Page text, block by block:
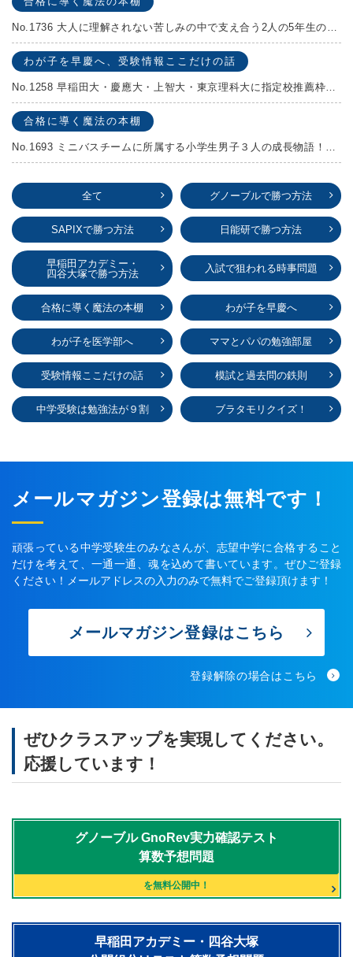
わが子を早慶へ、受験情報ここだけの話
合格に導く魔法の本棚
全て グノーブルで勝つ方法
SAPIXで勝つ方法 日能研で勝つ方法
早稲田アカデミー・
四谷大塚で勝つ方法
入試で狙われる時事問題
合格に導く魔法の本棚 わが子を早慶へ
わが子を医学部へ ママとパパの勉強部屋
受験情報ここだけの話 模試と過去問の鉄則
中学受験は勉強法が９割 ブラタモリクイズ！
メールマガジン登録は無料です！
頑張っている中学受験生のみなさんが、志望中学に合格すること
だけを考えて、一通一通、魂を込めて書いています。ぜひご登録
ください！メールアドレスの入力のみで無料でご登録頂けます！
メールマガジン登録はこちら
登録解除の場合はこちら
ぜひクラスアップを実現してください。
応援しています！
グノーブルGnoRev実力確認テスト
算数予想問題
を無料公開中！
早稲田アカデミー・四谷大塚